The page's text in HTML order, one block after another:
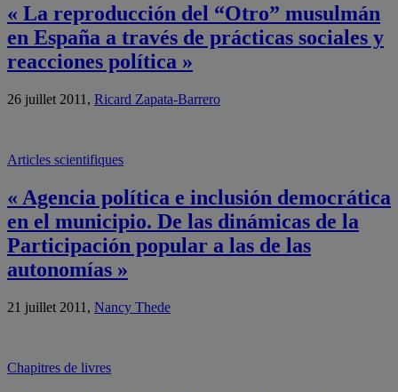
« La reproducción del “Otro” musulmán
en España a través de prácticas sociales y
reacciones política »
26 juillet 2011, Ricard Zapata-Barrero
Articles scientifiques
« Agencia política e inclusión democrática
en el municipio. De las dinámicas de la
Participación popular a las de las
autonomías »
21 juillet 2011, Nancy Thede
Chapitres de livres